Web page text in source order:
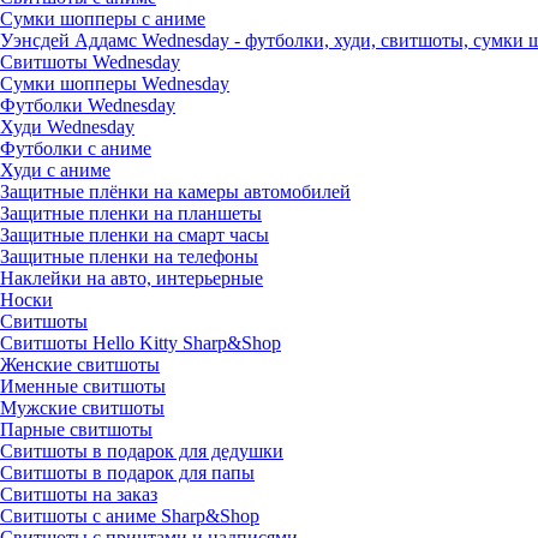
Сумки шопперы с аниме
Уэнсдей Аддамс Wednesday - футболки, худи, свитшоты, сумки
Свитшоты Wednesday
Сумки шопперы Wednesday
Футболки Wednesday
Худи Wednesday
Футболки с аниме
Худи с аниме
Защитные плёнки на камеры автомобилей
Защитные пленки на планшеты
Защитные пленки на смарт часы
Защитные пленки на телефоны
Наклейки на авто, интерьерные
Носки
Свитшоты
Cвитшоты Hello Kitty Sharp&Shop
Женские свитшоты
Именные свитшоты
Мужские свитшоты
Парные свитшоты
Свитшоты в подарок для дедушки
Свитшоты в подарок для папы
Свитшоты на заказ
Свитшоты с аниме Sharp&Shop